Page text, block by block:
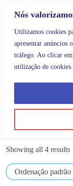
Nós
Utilizamos cookies
apresentar anúncios
tráfego. Ao clicar
utilização de cookies.
Categorias
Cremes
Showing all 4 results